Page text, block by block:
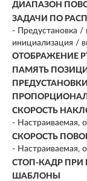
ДИАПАЗОН
ЗАДАЧИ ПО
- Предустановка /
инициализация /
ОТОБРАЖЕНИЕ
ПАМЯТЬ
ПРЕДУСТАНОВКИ
СКОРОСТЬ
- Настраиваемая,
СКОРОСТЬ
- Настраиваемая,
СТОП-КАДР ПРИ
ШАБЛОНЫ